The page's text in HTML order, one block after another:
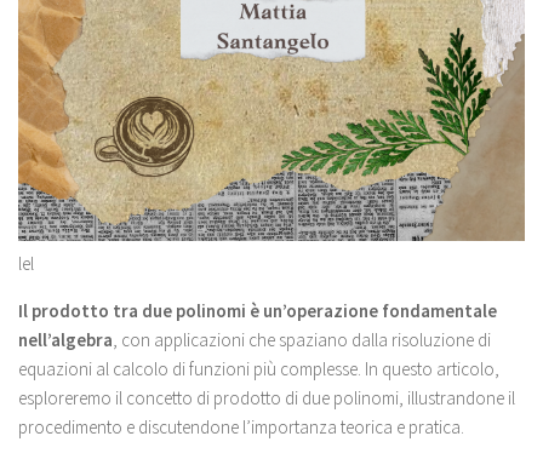
lel
Il prodotto tra due polinomi è un’operazione fondamentale
nell’algebra, con applicazioni che spaziano dalla risoluzione di
equazioni al calcolo di funzioni più complesse. In questo articolo,
esploreremo il concetto di prodotto di due polinomi, illustrandone il
procedimento e discutendone l’importanza teorica e pratica.